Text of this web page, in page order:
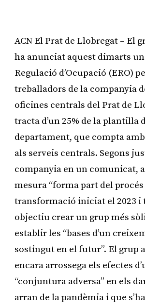
ACN El Prat de Llobregat – El
ha anunciat aquest dimarts
Regulació d’Ocupació (ERO)
treballadors de la companyia
oficines centrals del Prat de
tracta d’un 25% de la plantilla
departament, que compta
als serveis centrals. Segons
companyia en un comunicat,
mesura “forma part del procés
transformació iniciat el 2023 i
objectiu crear un grup més
establir les “bases d’un
sostingut en el futur”. El grup
encara arrossega els efectes
“conjuntura adversa” en els
arran de la pandèmia i que